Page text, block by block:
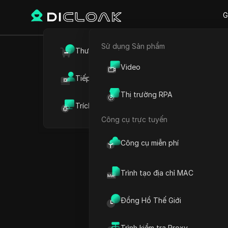
Thương mại điện tử
Tiếp thị liên kết
Trích xuất dữ liệu web
Sử dụng Sản phẩm
Video
Thị trường RPA
Công cụ trực tuyến
Công cụ miễn phí
Trình tạo địa chỉ MAC
Đồng Hồ Thế Giới
Quay lại
7
Jessica Wardell
Bạn đã bao giờ cố gắng
để thấy nó bị chặn? Bạn
cập vào mạng xã hội để